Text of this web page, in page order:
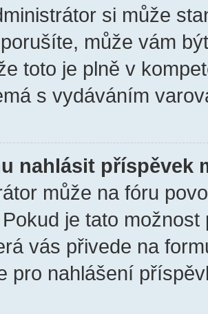
si může
může vám
toto je plně v
s vydáváním
nahlásit příspěvek
může na fóru
je tato
vás přivede na
pro nahlášení